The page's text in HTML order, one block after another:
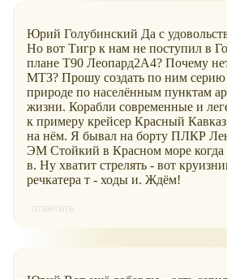
Юрий Голубинский Да с
Но вот Тигр к нам не поступил в
плане Т90 Леопард2А4? Почему
МТЗ? Прошу создать по ним
природе по населённым пунктам
жизни. Корабли современные и
к примеру крейсер Красный
на нём. Я бывал на борту ПЛКР
ЭМ Стойкий в Красном море
в. Ну хватит стрелять - вот
речкатера т - ходы и. Ждём!
ответить